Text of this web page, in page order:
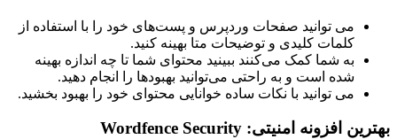
می توانید صفحات وردپرس و پست‌های خود را با استفاده از
کلمات کلیدی و توضیحات متا بهینه کنید.
به شما کمک می‌کنند ببینید محتوای شما تا چه اندازه بهینه
شده است و به راحتی می‌توانید بهبود‌ها را انجام دهید.
می توانید با نکات ساده خوانایی محتوای خود را بهبود بخشید.
بهترین افزونه امنیتی: Wordfence Security